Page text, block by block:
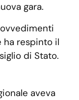
gara.
ha respinto il
di Stato.
aveva